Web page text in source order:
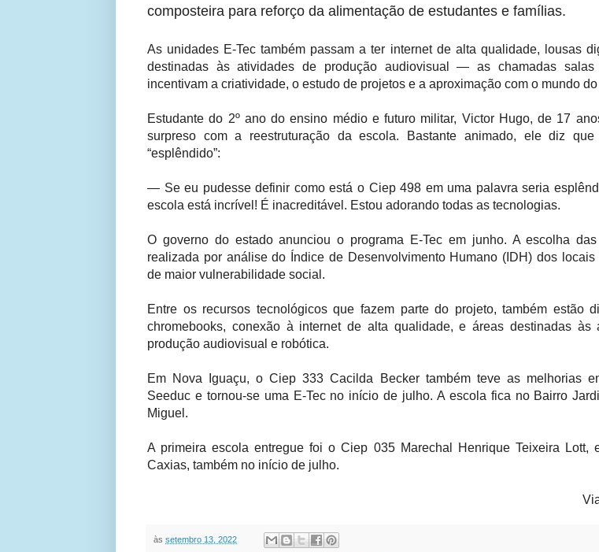
composteira para reforço da alimentação de estudantes e famílias.
As unidades E-Tec também passam a ter internet de alta qualidade, lousas
destinadas às atividades de produção audiovisual — as chamadas salas
incentivam a criatividade, o estudo de projetos e a aproximação com o mundo
Estudante do 2º ano do ensino médio e futuro militar, Victor Hugo, de 17
surpreso com a reestruturação da escola. Bastante animado, ele diz
“esplêndido”:
— Se eu pudesse definir como está o Ciep 498 em uma palavra seria
escola está incrível! É inacreditável. Estou adorando todas as tecnologias.
O governo do estado anunciou o programa E-Tec em junho. A escolha
realizada por análise do Índice de Desenvolvimento Humano (IDH) dos locais
de maior vulnerabilidade social.
Entre os recursos tecnológicos que fazem parte do projeto, também estão
chromebooks, conexão à internet de alta qualidade, e áreas destinadas às
produção audiovisual e robótica.
Em Nova Iguaçu, o Ciep 333 Cacilda Becker também teve as melhorias
Seeduc e tornou-se uma E-Tec no início de julho. A escola fica no Bairro
Miguel.
A primeira escola entregue foi o Ciep 035 Marechal Henrique Teixeira Lott,
Caxias, também no início de julho.
às setembro 13, 2022